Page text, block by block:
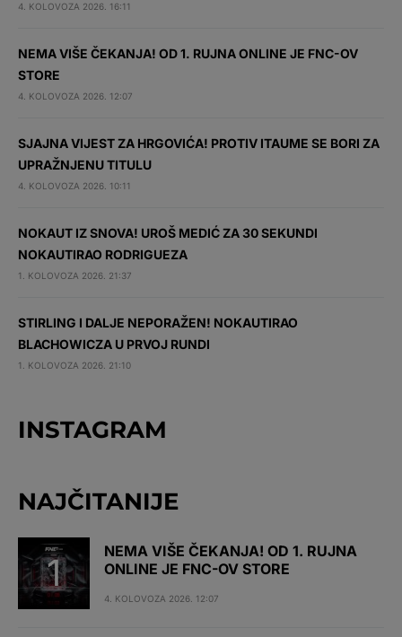
4. KOLOVOZA 2026. 16:11
NEMA VIŠE ČEKANJA! OD 1. RUJNA ONLINE JE FNC-OV
STORE
4. KOLOVOZA 2026. 12:07
SJAJNA VIJEST ZA HRGOVIĆA! PROTIV ITAUME SE BORI ZA
UPRAŽNJENU TITULU
4. KOLOVOZA 2026. 10:11
NOKAUT IZ SNOVA! UROŠ MEDIĆ ZA 30 SEKUNDI
NOKAUTIRAO RODRIGUEZA
1. KOLOVOZA 2026. 21:37
STIRLING I DALJE NEPORAŽEN! NOKAUTIRAO
BLACHOWICZA U PRVOJ RUNDI
1. KOLOVOZA 2026. 21:10
INSTAGRAM
NAJČITANIJE
NEMA VIŠE ČEKANJA! OD 1. RUJNA
ONLINE JE FNC-OV STORE
4. KOLOVOZA 2026. 12:07